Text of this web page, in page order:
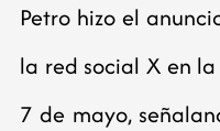
Petro hizo el
la red social X en
7 de mayo,